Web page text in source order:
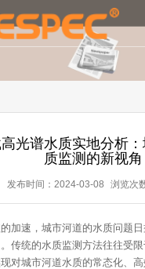
光谱水质实地分析
质监测的新视角
发布时间：2024-03-08 浏览次
加速，城市河道的水质问题
传统的水质监测方法往往受
对城市河道水质的常态化、